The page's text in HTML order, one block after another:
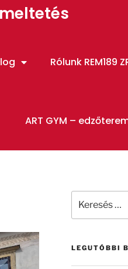
Rólunk REM189
ART GYM –
LEGUTÓBBI